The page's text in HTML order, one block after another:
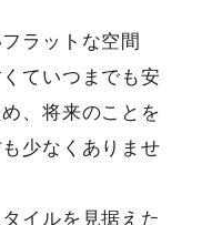
ラットな空間
ていつまでも安
、将来のことを
少なくありませ
イルを見据えた